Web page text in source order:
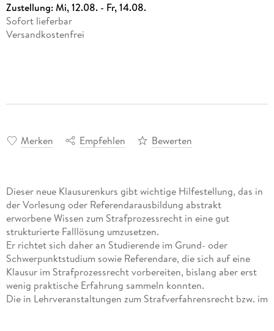
Zustellung:Mi, 12.08. - Fr, 14.08.
Sofort lieferbar
Versandkostenfrei
Merken Empfehlen Bewerten
Dieser neue Klausurenkurs gibt wichtige Hilfestellung, das in
der Vorlesung oder Referendarausbildung abstrakt
erworbene Wissen zum Strafprozessrecht in eine gut
strukturierte Falllösung umzusetzen.
Er richtet sich daher an Studierende im Grund- oder
Schwerpunktstudium sowie Referendare, die sich auf eine
Klausur im Strafprozessrecht vorbereiten, bislang aber erst
wenig praktische Erfahrung sammeln konnten.
Die in Lehrveranstaltungen zum Strafverfahrensrecht bzw. im